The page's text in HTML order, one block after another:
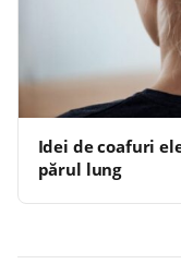
Idei de coafuri
părul lung